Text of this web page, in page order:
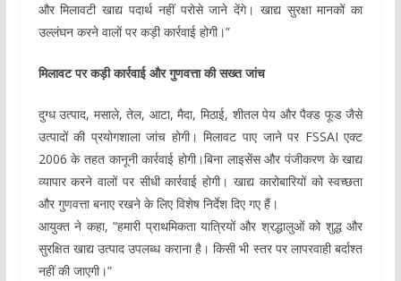
और मिलावटी खाद्य पदार्थ नहीं परोसे जाने देंगे। खाद्य सुरक्षा मानकों का
उल्लंघन करने वालों पर कड़ी कार्रवाई होगी।”
मिलावट पर कड़ी कार्रवाई और गुणवत्ता की सख्त जांच
दुग्ध उत्पाद, मसाले, तेल, आटा, मैदा, मिठाई, शीतल पेय और पैक्ड फूड जैसे
उत्पादों की प्रयोगशाला जांच होगी। मिलावट पाए जाने पर FSSAI एक्ट
2006 के तहत कानूनी कार्रवाई होगी।बिना लाइसेंस और पंजीकरण के खाद्य
व्यापार करने वालों पर सीधी कार्रवाई होगी। खाद्य कारोबारियों को स्वच्छता
और गुणवत्ता बनाए रखने के लिए विशेष निर्देश दिए गए हैं।
आयुक्त ने कहा, “हमारी प्राथमिकता यात्रियों और श्रद्धालुओं को शुद्ध और
सुरक्षित खाद्य उत्पाद उपलब्ध कराना है। किसी भी स्तर पर लापरवाही बर्दाश्त
नहीं की जाएगी।”